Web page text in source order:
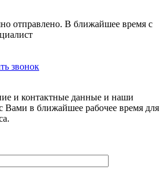
отправлено. В ближайшее время с
звонок
и контактные данные и наши
Вами в ближайшее рабочее время для